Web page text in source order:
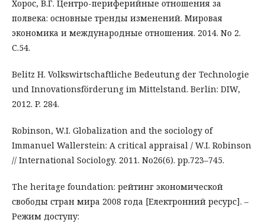
Хорос, В.Г. Центро-периферийные отношения за
полвека: основные тренды изменений. Мировая
экономика и международные отношения. 2014. No 2.
С.54.
Belitz H. Volkswirtschaftliche Bedeutung der Technologie
und Innovationsförderung im Mittelstand. Berlin: DIW,
2012. P. 284.
Robinson, W.I. Globalization and the sociology of
Immanuel Wallerstein: A critical appraisal / W.I. Robinson
// International Sociology. 2011. No26(6). pp.723–745.
The heritage foundation: рейтинг экономической
свободы стран мира 2008 года [Електронний ресурс]. –
Режим доступу: